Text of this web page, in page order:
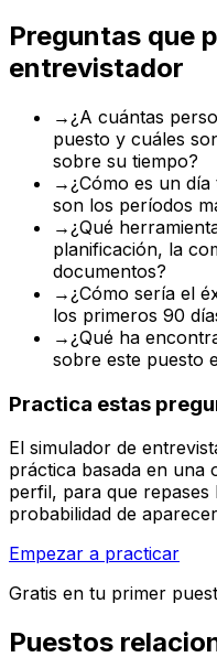
Preguntas que
entrevistador
→ ¿A cuántas
puesto y cuáles
sobre su tiempo?
→ ¿Cómo es un
son los períodos
→ ¿Qué
planificación, la
documentos?
→ ¿Cómo sería el
los primeros 90
→ ¿Qué ha
sobre este puesto
Practica estas
El simulador de
práctica basada en una
perfil, para que repases
probabilidad de
Empezar a practicar
Gratis en tu primer
Puestos